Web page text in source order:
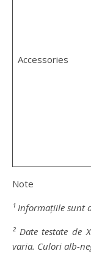
Accessories
Note
¹ Informațiile sunt
² Date testate de
varia. Culori alb-